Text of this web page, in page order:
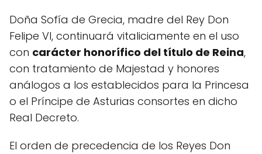
Doña Sofía de Grecia, madre del Rey Don
Felipe VI, continuará vitaliciamente en el uso
con carácter honorífico del título de Reina,
con tratamiento de Majestad y honores
análogos a los establecidos para la Princesa
o el Príncipe de Asturias consortes en dicho
Real Decreto.
El orden de precedencia de los Reyes Don